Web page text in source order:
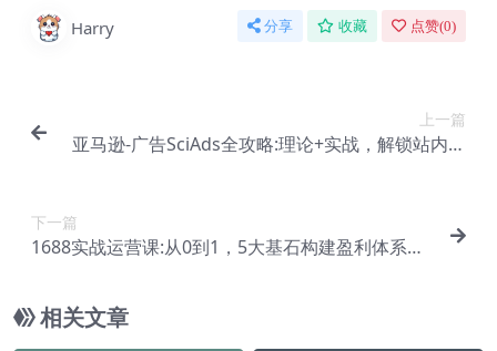
Harry 分享 收藏 点赞(0)
上一篇
亚马逊-广告SciAds全攻略:理论+实战，解锁站内广
下一篇
1688实战运营课:从0到1，5大基石构建盈利体系，
相关文章